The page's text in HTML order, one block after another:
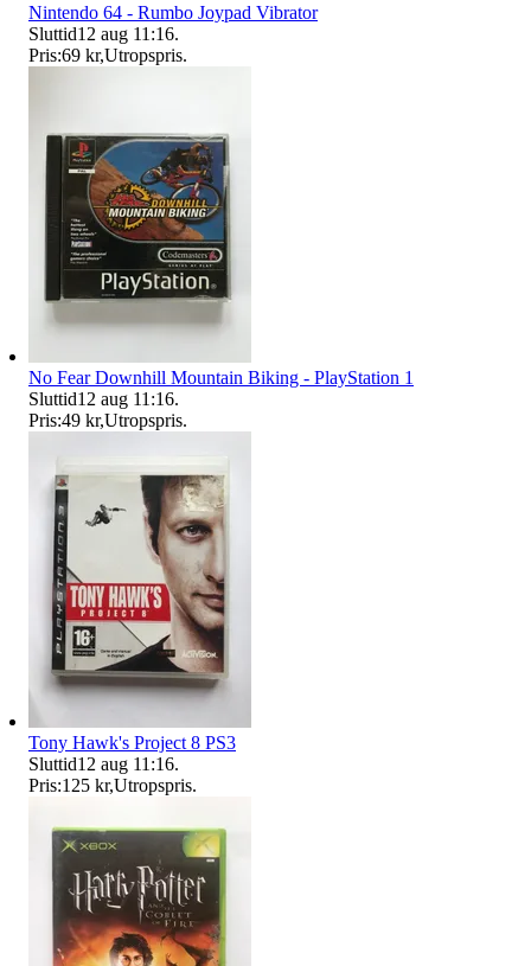
Nintendo 64 - Rumbo Joypad Vibrator
Sluttid12 aug 11:16.
Pris:69 kr,Utropspris.
No Fear Downhill Mountain Biking - PlayStation 1
Sluttid12 aug 11:16.
Pris:49 kr,Utropspris.
Tony Hawk's Project 8 PS3
Sluttid12 aug 11:16.
Pris:125 kr,Utropspris.